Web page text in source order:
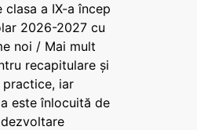
clasa a IX-a încep
2026-2027 cu
noi / Mai mult
recapitulare și
iar
este înlocuită de